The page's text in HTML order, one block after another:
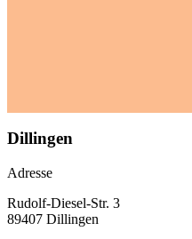
Dillingen
Adresse
Rudolf-Diesel-Str. 3
89407 Dillingen